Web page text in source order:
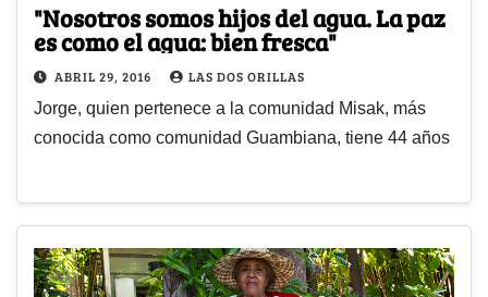
"Nosotros somos hijos del agua. La paz
es como el agua: bien fresca"
ABRIL 29, 2016 LAS DOS ORILLAS
Jorge, quien pertenece a la comunidad Misak, más
conocida como comunidad Guambiana, tiene 44 años